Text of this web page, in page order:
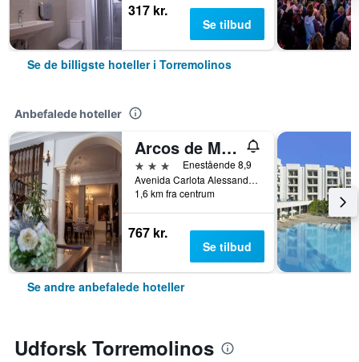
317 kr.
Se tilbud
Se de billigste hoteller i Torremolinos
Anbefalede hoteller
Arcos de Montemar
3 stjernerEnestående 8,9
Avenida Carlota Alessandri 192, Torremolinos, Andalusien, Spanien
1,6 km fra centrum
767 kr.
Se tilbud
Se andre anbefalede hoteller
Udforsk Torremolinos